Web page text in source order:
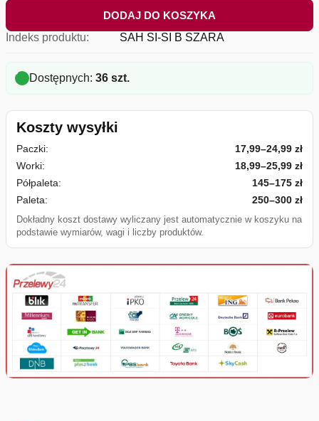
DODAJ DO KOSZYKA
Indeks produktu:
SAH SI-SI B SZARA
Dostępnych: 36 szt.
Koszty wysyłki
Paczki:
17,99–24,99 zł
Worki:
18,99–25,99 zł
Półpaleta:
145–175 zł
Paleta:
250–300 zł
Dokładny koszt dostawy wyliczany jest automatycznie w koszyku na
podstawie wymiarów, wagi i liczby produktów.